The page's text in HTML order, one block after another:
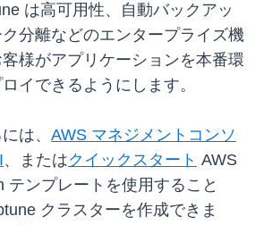
は高可用性、自動バックアッ
分離などのエンタープライズ機
様がアプリケーションを本番環
イできるようにします。
は、 AWS マネジメントコンソ
、またはクイックスタート AWS
テンプレートを使用すること
クラスターを作成できま